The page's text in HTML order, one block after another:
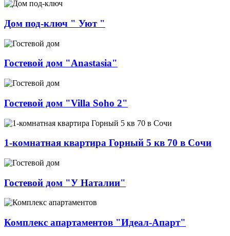
Дом под-ключ " Уют "
Гостевой дом "Anastasia"
Гостевой дом "Villa Soho 2"
1-комнатная квартира Горный 5 кв 70 в Сочи
Гостевой дом "У Наталии"
Комплекс апартаментов "Идеал-Апарт"